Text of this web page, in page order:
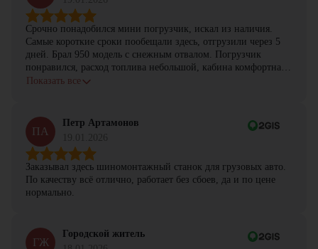
Срочно понадобился мини погрузчик, искал из наличия.
Самые короткие сроки пообещали здесь, отгрузили через 5
дней. Брал 950 модель с снежным отвалом. Погрузчик
понравился, расход топлива небольшой, кабина комфортная,
с задачами справляется.
Показать все
ПА
Петр Артамонов
Заказывал здесь шиномонтажный станок для грузовых авто.
По качеству всё отлично, работает без сбоев, да и по цене
нормально.
ГЖ
Городской житель